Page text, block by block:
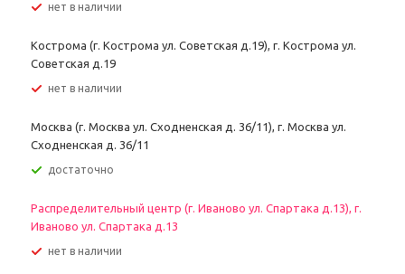
Нет в наличии
Кострома (г. Кострома ул. Советская д.19), г. Кострома ул.
Советская д.19
Нет в наличии
Москва (г. Москва ул. Сходненская д. 36/11), г. Москва ул.
Сходненская д. 36/11
Достаточно
Распределительный центр (г. Иваново ул. Спартака д.13), г.
Иваново ул. Спартака д.13
Нет в наличии